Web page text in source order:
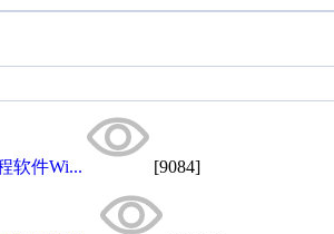
软件Wi... [9084]